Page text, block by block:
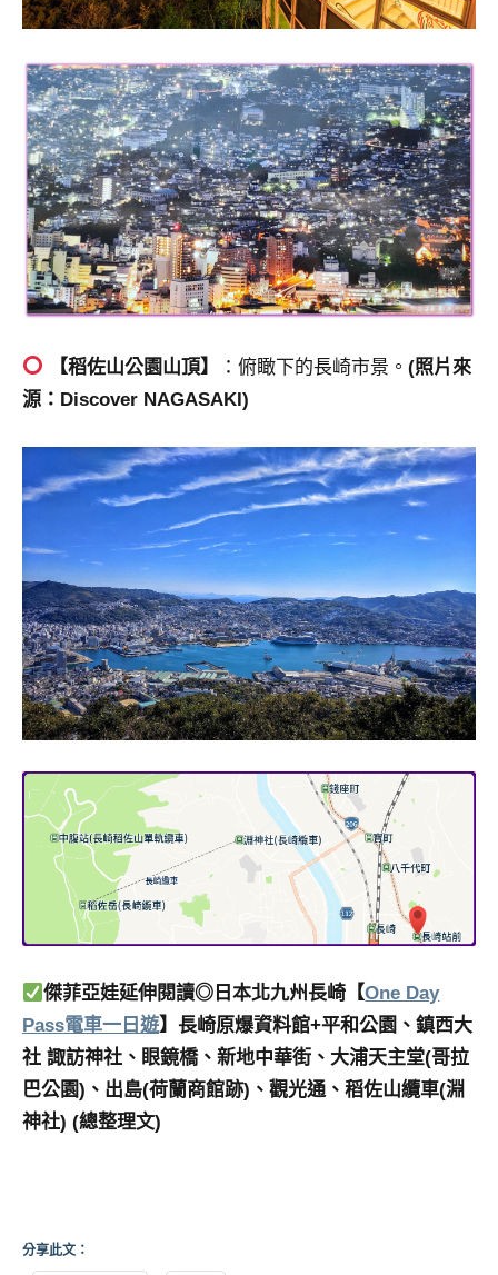
【稻佐山公園山頂】 ：俯瞰下的長崎市景。(照片來
源：Discover NAGASAKI)
傑菲亞娃延伸閱讀◎日本北九州長崎【One Day
Pass電車一日遊】長崎原爆資料館+平和公園、鎮西大
社 諏訪神社、眼鏡橋、新地中華街、大浦天主堂(哥拉
巴公園)、出島(荷蘭商館跡)、觀光通、稻佐山纜車(淵
神社) (總整理文)
分享此文：